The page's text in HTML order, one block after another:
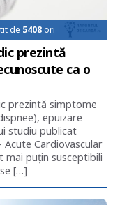
de 5408 ori
prezintă
ca o
prezintă simptome
epuizare
studiu publicat
Cardiovascular
mai puțin susceptibili
[…]